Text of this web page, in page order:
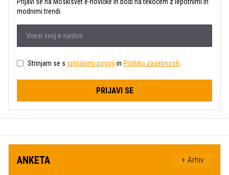
Prijavi se na Moskisvet e-novičke in bodi na tekočem z lepotnimi in
modnimi trendi.
Strinjam se s splošnimi pogoji in Politiko zasebnosti
PRIJAVI SE
ANKETA + Arhiv